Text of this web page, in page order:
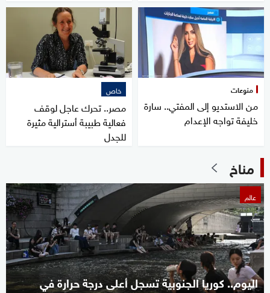
منوعات
من الاستديو إلى المفتي.. سارة
خليفة تواجه الإعدام
خاص
مصر.. تحرك عاجل لوقف
فعالية طبيبة أسترالية مثيرة
للجدل
مناخ
عالم
اليوم.. كوريا الجنوبية تسجل أعلى درجة حرارة في